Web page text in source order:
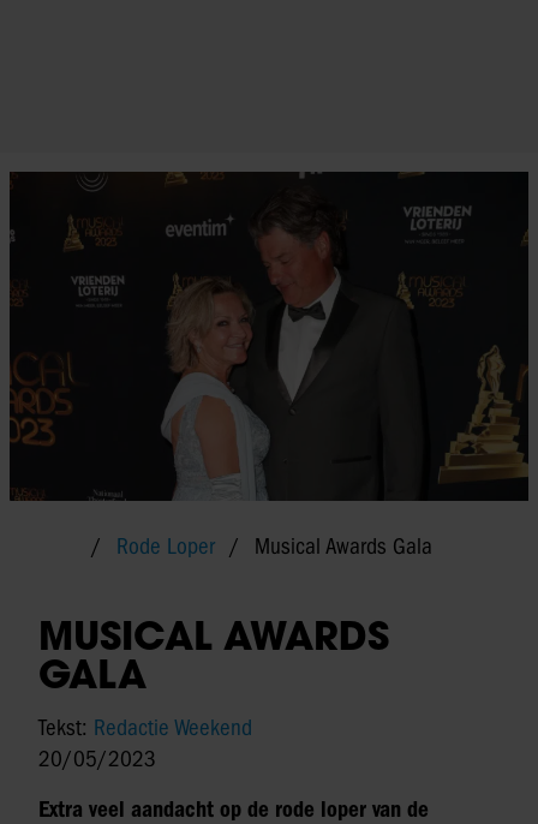
Rode Loper Musical Awards Gala
MUSICAL AWARDS
GALA
Tekst: Redactie Weekend
20/05/2023
Extra veel aandacht op de rode loper van de